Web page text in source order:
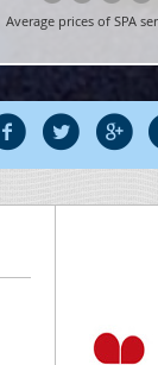
Average prices of SPA